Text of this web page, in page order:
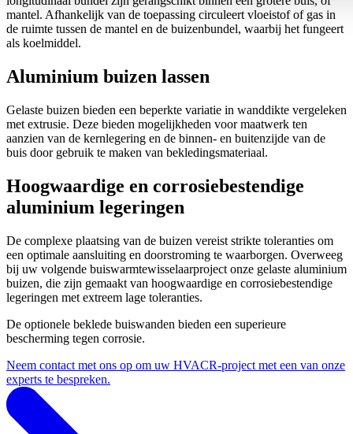
mantel. Afhankelijk van de toepassing circuleert vloeistof of gas in
de ruimte tussen de mantel en de buizenbundel, waarbij het fungeert
als koelmiddel.
Aluminium buizen lassen
Gelaste buizen bieden een beperkte variatie in wanddikte vergeleken
met extrusie. Deze bieden mogelijkheden voor maatwerk ten
aanzien van de kernlegering en de binnen- en buitenzijde van de
buis door gebruik te maken van bekledingsmateriaal.
Hoogwaardige en corrosiebestendige
aluminium legeringen
De complexe plaatsing van de buizen vereist strikte toleranties om
een optimale aansluiting en doorstroming te waarborgen. Overweeg
bij uw volgende buiswarmtewisselaarproject onze gelaste aluminium
buizen, die zijn gemaakt van hoogwaardige en corrosiebestendige
legeringen met extreem lage toleranties.
De optionele beklede buiswanden bieden een superieure
bescherming tegen corrosie.
Neem contact met ons op om uw HVACR-project met een van onze
experts te bespreken.